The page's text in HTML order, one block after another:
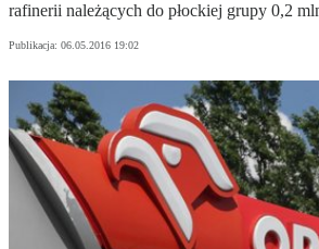
rafinerii należących do płockiej grupy 0,2
Publikacja: 06.05.2016 19:02